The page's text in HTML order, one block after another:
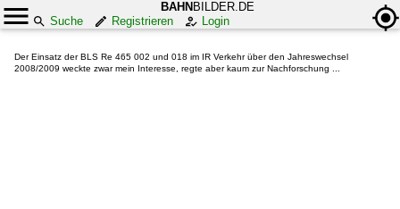
BAHN BILDER.DE
Suche
Registrieren Login
Der Einsatz der BLS Re 465 002 und 018 im IR Verkehr über den Jahreswechsel
2008/2009 weckte zwar mein Interesse, regte aber kaum zur Nachforschung ...